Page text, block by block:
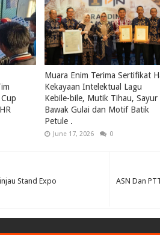
Muara Enim Terima Sertifikat
Kekayaan Intelektual Lagu
Kebile-bile, Mutik Tihau, Sayur
Bawak Gulai dan Motif Batik
Petule .
June 17, 2026 0
ASN Dan
Stand Expo